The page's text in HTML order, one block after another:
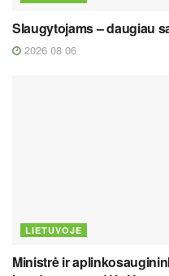
Slaugytojams – daugiau
2026 08 06
LIETUVOJE
Ministrė ir